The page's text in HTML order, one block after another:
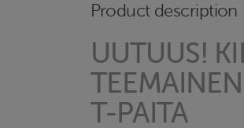
Product description
UUTUUS!
T-PAITA